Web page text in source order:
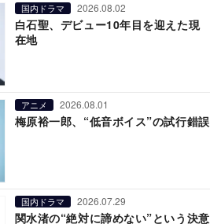
国内ドラマ 2026.08.02
白石聖、デビュー10年目を迎えた現
在地
アニメ 2026.08.01
梅原裕一郎、“低音ボイス”の試行錯誤
国内ドラマ 2026.07.29
関水渚の“絶対に諦めない”という決意